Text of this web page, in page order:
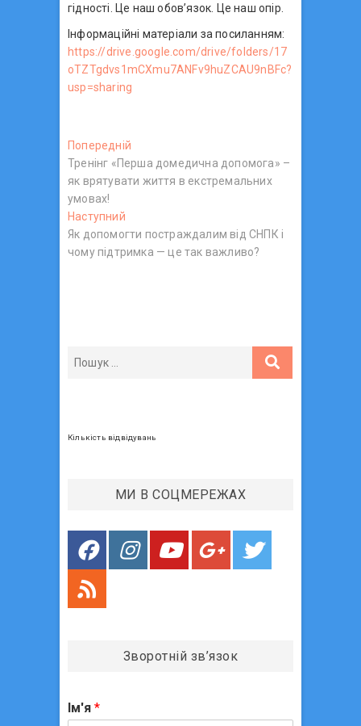
гідності. Це наш обов’язок. Це наш опір.
Інформаційні матеріали за посиланням:
https://drive.google.com/drive/folders/17
oTZTgdvs1mCXmu7ANFv9huZCAU9nBFc?
usp=sharing
Н
а
в
і
г
я
п
в
Попередній
о
п
е
д
Тренінг «Перша домедична допомога» –
як врятувати життя в екстремальних
умовах!
Наступний
а
с
Як допомогти постраждалим від СНПК і
чому підтримка — це так важливо?
Кількість відвідувань
МИ В СОЦМЕРЕЖАХ
Зворотній зв’язок
Ім'я *